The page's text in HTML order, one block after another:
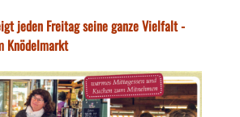
jeden Freitag seine ganze Vielfalt -
Knödelmarkt